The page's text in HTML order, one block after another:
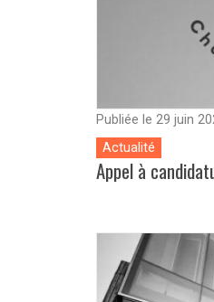
Publiée le 29 juin
Actualité
Appel à